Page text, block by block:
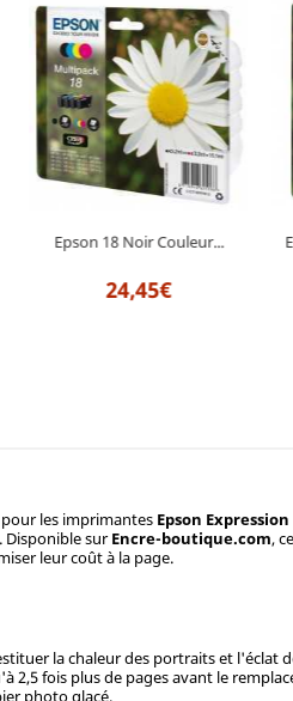
Epson 18 Noir Couleur...
24,45€
les imprimantes Epson
Disponible surEncre-boutique.com,
leur coût à la page.
la chaleur des portraits et l'éclat
fois plus de pages avant le
photo glacé.